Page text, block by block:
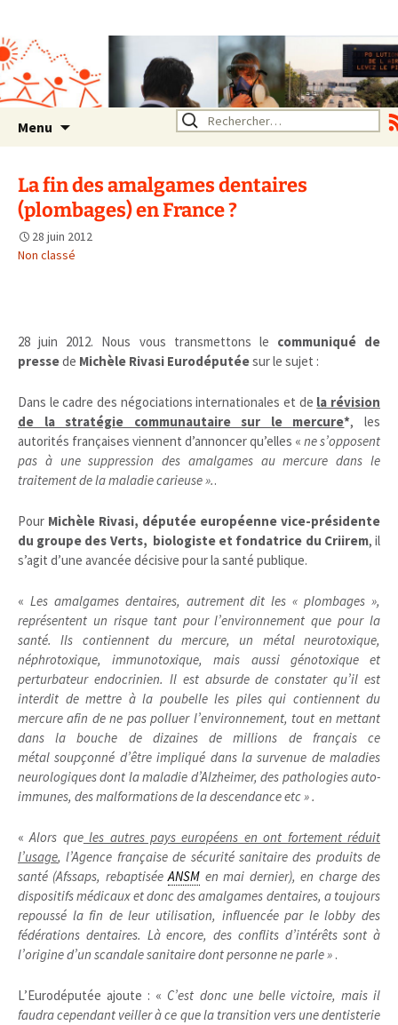
Rhône Alpes
Un environnement sain pour
la santé de tous
Menu Rechercher :
La fin des amalgames dentaires
(plombages) en France ?
28 juin 2012
Non classé
28 juin 2012. Nous vous transmettons le communiqué de
pressede Michèle Rivasi Eurodéputéesur le sujet :
Dans le cadre des négociations internationales et de la révision
de la stratégie communautaire sur le mercure*, les
autorités françaises viennent d’annoncer qu’elles « ne s’opposent
pas à une suppression des amalgames au mercure dans le
traitement de la maladie carieuse »..
Pour Michèle Rivasi, députée européenne vice-présidente
du groupe des Verts, biologiste et fondatrice du Criirem, il
s’agit d’une avancée décisive pour la santé publique.
« Les amalgames dentaires, autrement dit les « plombages »,
représentent un risque tant pour l’environnement que pour la
santé.Ils contiennent du mercure, un métal neurotoxique,
néphrotoxique, immunotoxique, mais aussi génotoxique et
perturbateur endocrinien. Il est absurde de constater qu’il est
interdit de mettre à la poubelle les piles qui contiennent du
mercure afin de ne pas polluer l’environnement, tout en mettant
dans la bouche de dizaines de millions de français ce
métal soupçonné d’être impliqué dans la survenue de maladies
neurologiques dont la maladie d’Alzheimer, des pathologies auto-
immunes, des malformations de la descendance etc » .
«Alors queles autres pays européens en ont fortement réduit
l’usage, l’Agence française de sécurité sanitaire des produits de
santé (Afssaps, rebaptiséeANSM en mai dernier), en charge des
dispositifs médicaux et donc des amalgames dentaires, a toujours
repoussé la fin de leur utilisation, influencée par le lobby des
fédérations dentaires. Là encore, des conflits d’intérêts sont à
l’origine d’un scandale sanitaire dont personne ne parle » .
L’Eurodéputée ajoute : « C’est donc une belle victoire, mais il
faudra cependant veiller à ce que la transition vers une dentisterie